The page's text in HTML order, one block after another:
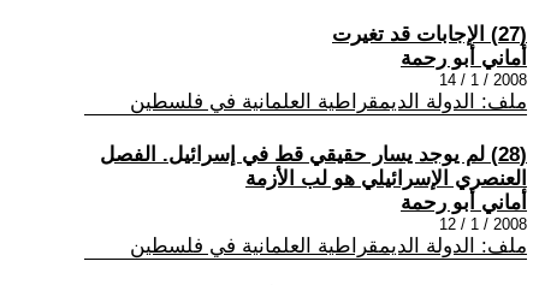
(27) الإجابات قد تغيرت
أماني أبو رحمة
2008 / 1 / 14
ملف: الدولة الديمقراطية العلمانية في فلسطين
(28) لم يوجد يسار حقيقي قط في إسرائيل. الفصل
العنصري الإسرائيلي هو لب الأزمة
أماني أبو رحمة
2008 / 1 / 12
ملف: الدولة الديمقراطية العلمانية في فلسطين